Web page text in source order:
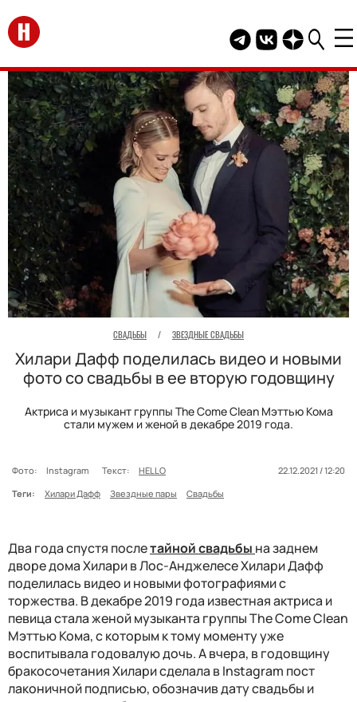
Перейти на главную
Telegram канал
Группа HELLO
Канал
СВАДЬБЫ / ЗВЕЗДНЫЕ СВАДЬБЫ
Хилари Дафф поделилась видео и новыми
фото со свадьбы в ее вторую годовщину
Актриса и музыкант группы The Come Clean Мэттью Кома
стали мужем и женой в декабре 2019 года.
Фото: Instagram Текст: HELLO
22.12.2021 / 12:20
Теги:
Хилари Дафф Звездные пары Свадьбы
Два года спустя послетайной свадьбы на заднем
дворе дома Хилари в Лос-Анджелесе Хилари Дафф
поделилась видео и новыми фотографиями с
торжества. В декабре 2019 года известная актриса и
певица стала женой музыканта группы The Come Clean
Мэттью Кома, с которым к тому моменту уже
воспитывала годовалую дочь. А вчера, в годовщину
бракосочетания Хилари сделала в Instagram пост
лаконичной подписью, обозначив дату свадьбы и